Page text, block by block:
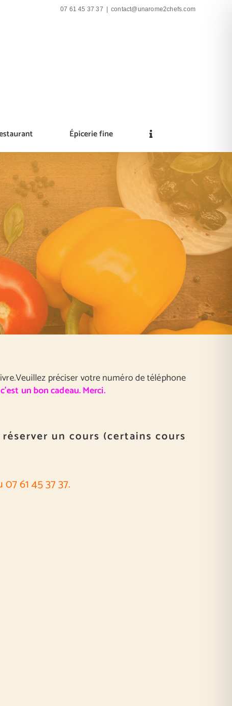
07 61 45 37 37 contact@unarome2chefs.com
Épicerie fine
préciser votre numéro de téléphone
un bon cadeau. Merci.
un cours (certains cours
61 45 37 37.